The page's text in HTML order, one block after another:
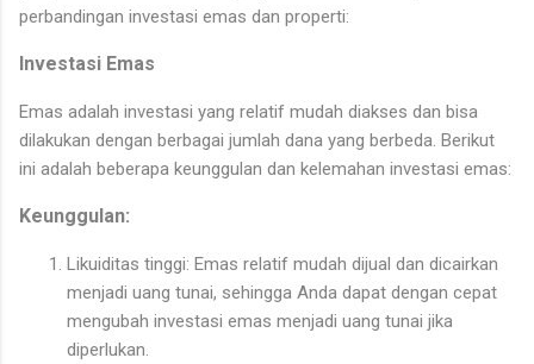
perbandingan investasi emas dan properti:
Investasi Emas
Emas adalah investasi yang relatif mudah diakses dan bisa
dilakukan dengan berbagai jumlah dana yang berbeda. Berikut
ini adalah beberapa keunggulan dan kelemahan investasi emas:
Keunggulan:
Likuiditas tinggi: Emas relatif mudah dijual dan dicairkan
menjadi uang tunai, sehingga Anda dapat dengan cepat
mengubah investasi emas menjadi uang tunai jika
diperlukan.